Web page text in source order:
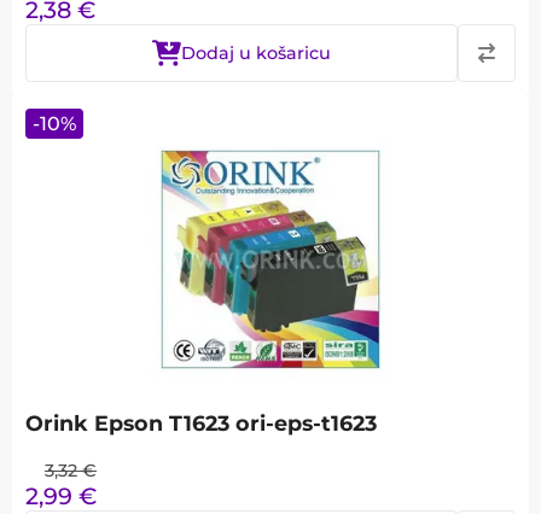
2,38 €
Dodaj u košaricu
Orink Epson T1623 ori-eps-t1623
3,32 €
2,99 €
-10%